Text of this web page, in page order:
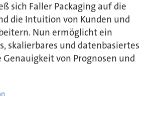
sich Faller Packaging auf die
die Intuition von Kunden und
Nun ermöglicht ein
skalierbares und datenbasiertes
Genauigkeit von Prognosen und